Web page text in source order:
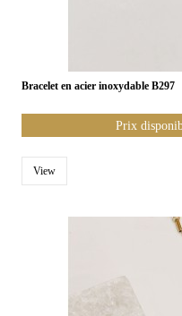
Bracelet en acier inoxydable B297
Prix
View